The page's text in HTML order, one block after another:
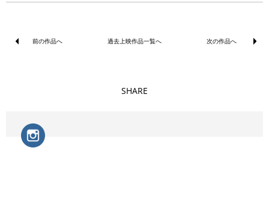
前の作品へ 過去上映作品一覧へ 次の作品へ
SHARE